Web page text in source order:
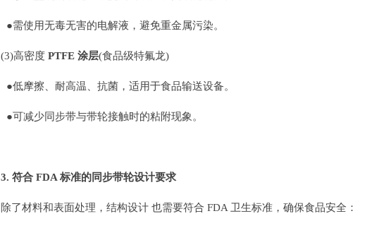
●需使用无毒无害的电解液，避免重金属污染。
(3)高密度 PTFE 涂层(食品级特氟龙)
●低摩擦、耐高温、抗菌，适用于食品输送设备。
●可减少同步带与带轮接触时的粘附现象。
3. 符合 FDA 标准的同步带轮设计要求
除了材料和表面处理，结构设计 也需要符合 FDA 卫生标准，确保食品安全：